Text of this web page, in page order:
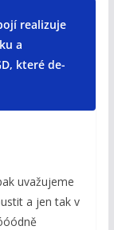
realizuje
a
které de-
uvažujeme
a jen tak v